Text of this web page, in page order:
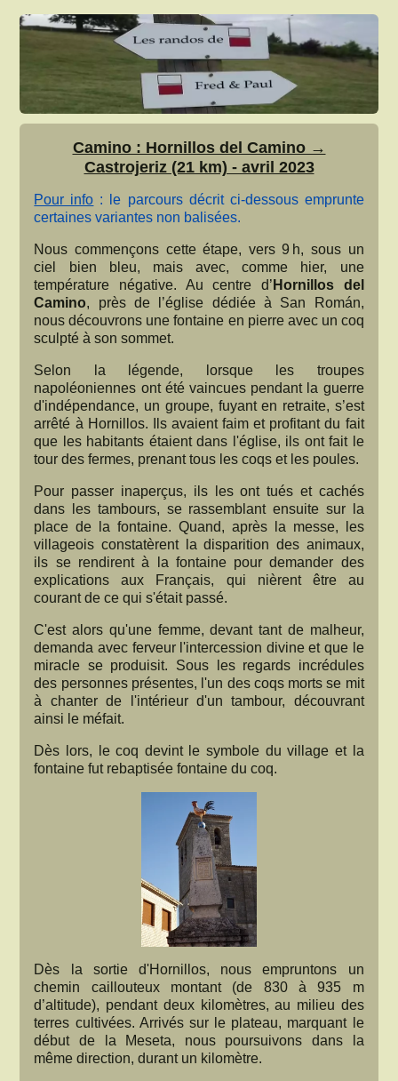
Camino : Hornillos del Camino →
Castrojeriz (21 km) - avril 2023
Pour info : le parcours décrit ci-dessous emprunte
certaines variantes non balisées.
Nous commençons cette étape, vers 9 h, sous un
ciel bien bleu, mais avec, comme hier, une
température négative. Au centre d’ Hornillos del
Camino, près de l’église dédiée à San Román,
nous découvrons une fontaine en pierre avec un coq
sculpté à son sommet.
Selon la légende, lorsque les troupes
napoléoniennes ont été vaincues pendant la guerre
d'indépendance, un groupe, fuyant en retraite, s’est
arrêté à Hornillos. Ils avaient faim et profitant du fait
que les habitants étaient dans l'église, ils ont fait le
tour des fermes, prenant tous les coqs et les poules.
Pour passer inaperçus, ils les ont tués et cachés
dans les tambours, se rassemblant ensuite sur la
place de la fontaine. Quand, après la messe, les
villageois constatèrent la disparition des animaux,
ils se rendirent à la fontaine pour demander des
explications aux Français, qui nièrent être au
courant de ce qui s'était passé.
C'est alors qu'une femme, devant tant de malheur,
demanda avec ferveur l'intercession divine et que le
miracle se produisit. Sous les regards incrédules
des personnes présentes, l'un des coqs morts se mit
à chanter de l'intérieur d'un tambour, découvrant
ainsi le méfait.
Dès lors, le coq devint le symbole du village et la
fontaine fut rebaptisée fontaine du coq.
Dès la sortie d'Hornillos, nous empruntons un
chemin caillouteux montant (de 830 à 935 m
d’altitude), pendant deux kilomètres, au milieu des
terres cultivées. Arrivés sur le plateau, marquant le
début de la Meseta, nous poursuivons dans la
même direction, durant un kilomètre.